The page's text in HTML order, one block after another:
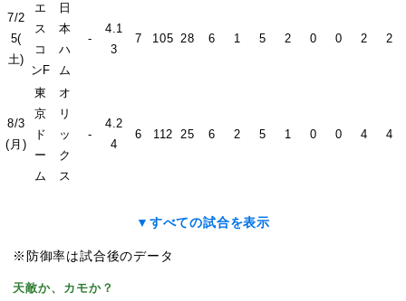
7/2
5(
土)
エ
ス
コ
ンF
日
本
ハ
ム
-
4.1
3
7 105 28 6 1 5 2 0 0 2 2
8/3
(月)
東
京
ド
ー
ム
オ
リ
ッ
ク
ス
-
4.2
4
6 112 25 6 2 5 1 0 0 4 4
▼すべての試合を表示
※防御率は試合後のデータ
天敵か、カモか？